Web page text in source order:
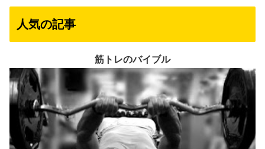
人気の記事
筋トレのバイブル